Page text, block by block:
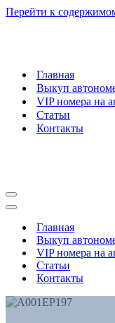
Перейти к
Главная
Выкуп
VIP номера на
Статьи
Контакты
Меню
навигации
Меню
навигацииГлавная
Выкуп
VIP номера на
Статьи
Контакты